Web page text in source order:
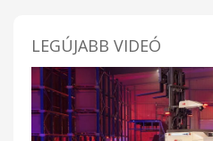
LEGÚJABB VIDEÓ